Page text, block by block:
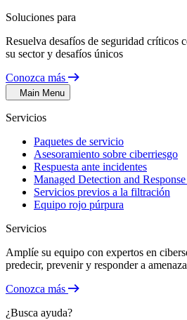
Soluciones para
Resuelva desafíos de seguridad críticos
su sector y desafíos únicos
Conozca más
Main Menu
Servicios
Paquetes de servicio
Asesoramiento sobre ciberriesgo
Respuesta ante incidentes
Managed Detection and
Servicios previos a la filtración
Equipo rojo púrpura
Servicios
Amplíe su equipo con expertos en
predecir, prevenir y responder a
Conozca más
¿Busca ayuda?